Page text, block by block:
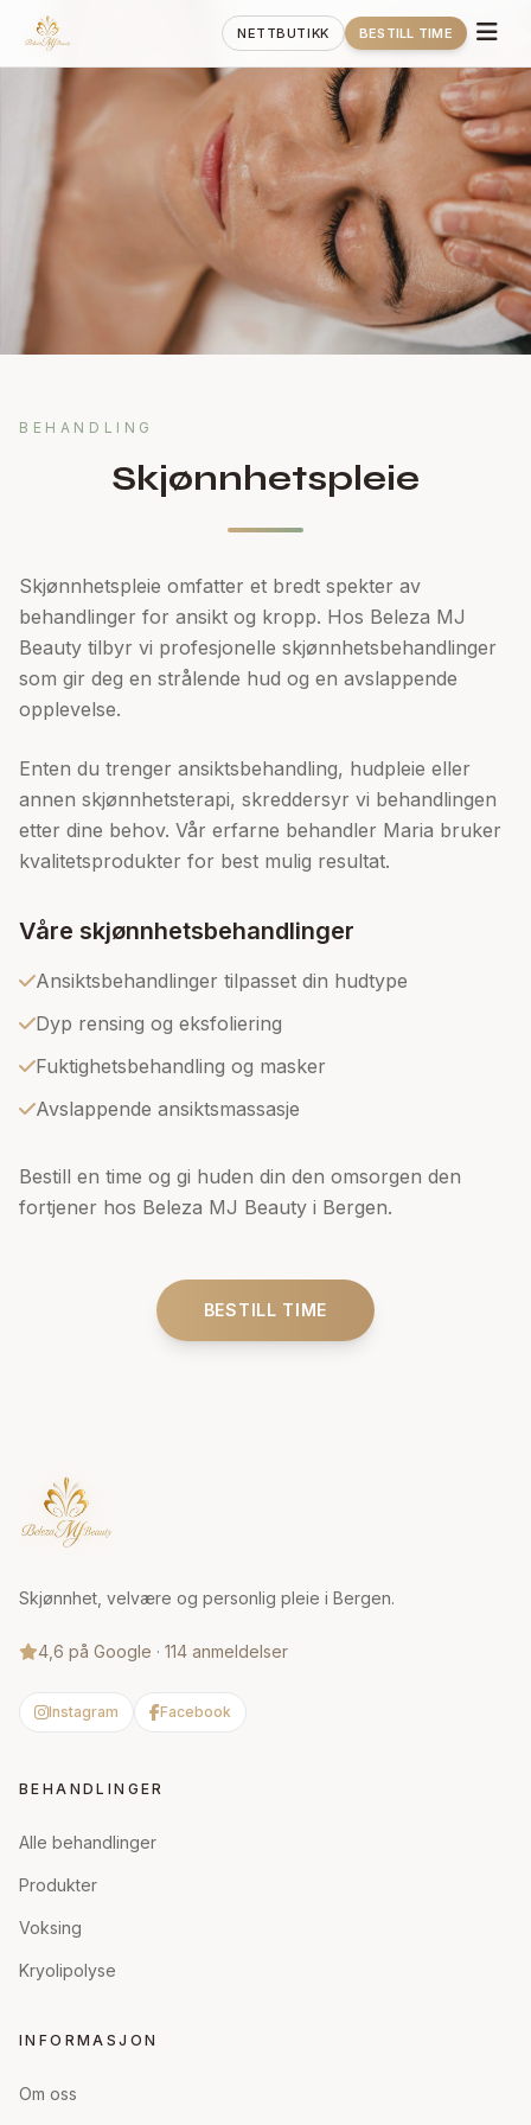
NETTBUTIKK BESTILL TIME
BEHANDLING
Skjønnhetspleie
Skjønnhetspleie omfatter et bredt spekter av
behandlinger for ansikt og kropp. Hos Beleza MJ
Beauty tilbyr vi profesjonelle skjønnhetsbehandlinger
som gir deg en strålende hud og en avslappende
opplevelse.
Enten du trenger ansiktsbehandling, hudpleie eller
annen skjønnhetsterapi, skreddersyr vi behandlingen
etter dine behov. Vår erfarne behandler Maria bruker
kvalitetsprodukter for best mulig resultat.
Våre skjønnhetsbehandlinger
Ansiktsbehandlinger tilpasset din hudtype
Dyp rensing og eksfoliering
Fuktighetsbehandling og masker
Avslappende ansiktsmassasje
Bestill en time og gi huden din den omsorgen den
fortjener hos Beleza MJ Beauty i Bergen.
BESTILL TIME
Skjønnhet, velvære og personlig pleie i Bergen.
4,6 på Google · 114 anmeldelser
Instagram Facebook
BEHANDLINGER
Alle behandlinger
Produkter
Voksing
Kryolipolyse
INFORMASJON
Om oss